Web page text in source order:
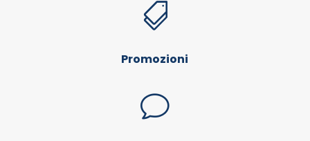

Promozioni
v